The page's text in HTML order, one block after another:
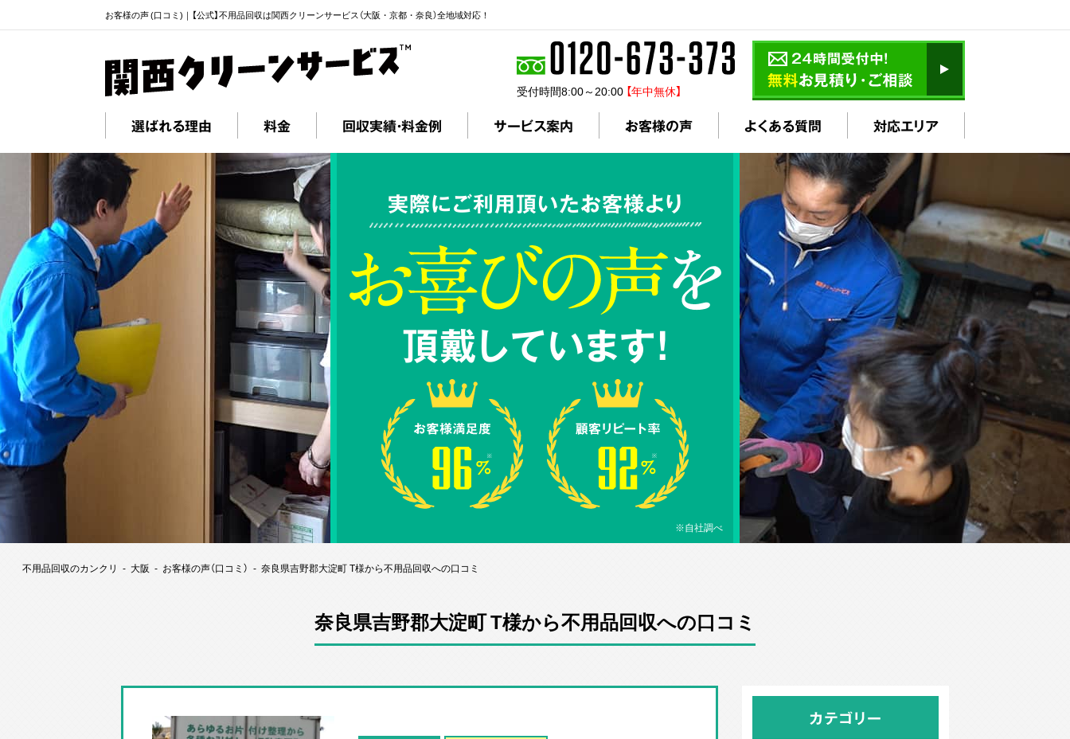
お客様の声 (口コミ)｜【公式】不用品回収は関西クリーンサービス（大阪・京都・奈良）全地域対応！
受付時間8:00～20:00 【年中無休】
選ばれる理由 料金 回収実績・料金例 サービス案内 お客様の声 よくある質問 対応エリア
実際にご利用頂いたお客様より
頂戴しています!
※自社調べ
不用品回収のカンクリ 大阪 お客様の声（口コミ） 奈良県吉野郡大淀町 T様から不用品回収への口コミ
奈良県吉野郡大淀町 T様から不用品回収への口コミ
カテゴリー